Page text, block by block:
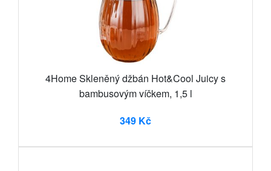
4Home Skleněný džbán Hot&Cool Juicy s
bambusovým víčkem, 1,5 l
349 Kč